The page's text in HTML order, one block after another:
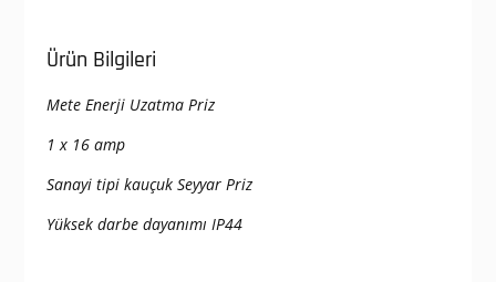
Ürün Bilgileri
Mete Enerji Uzatma Priz
1 x 16 amp
Sanayi tipi kauçuk Seyyar Priz
Yüksek darbe dayanımı IP44